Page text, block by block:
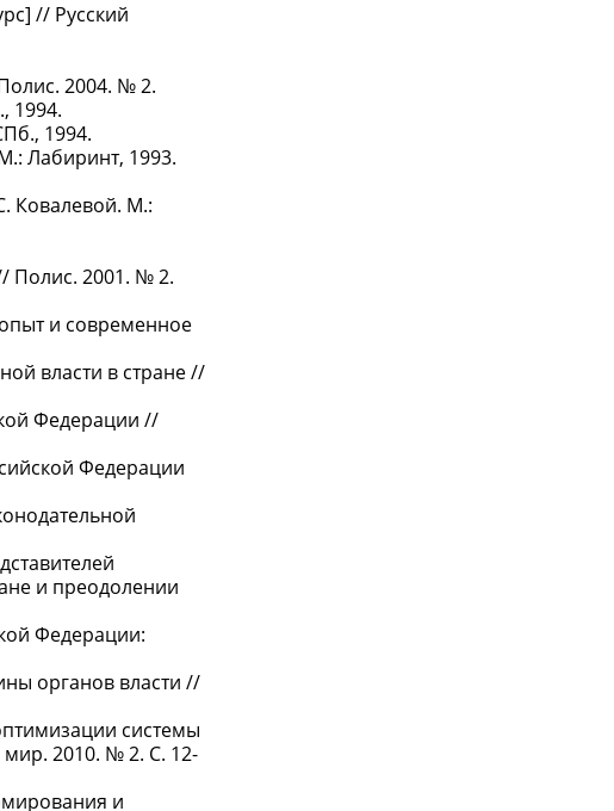
// Русский
2004. № 2.
1994.
1994.
Лабиринт, 1993.
Ковалевой. М.:
Полис. 2001. № 2.
и современное
власти в стране //
Федерации //
Федерации
и преодолении
Федерации:
органов власти //
системы
2010. № 2. С. 12-
и